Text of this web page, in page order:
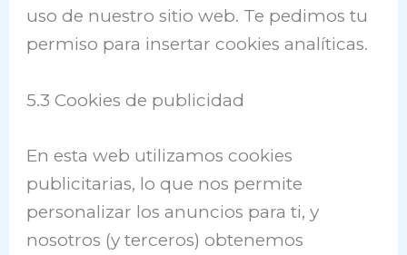
uso de nuestro sitio web. Te pedimos tu
permiso para insertar cookies analíticas.
5.3 Cookies de publicidad
En esta web utilizamos cookies
publicitarias, lo que nos permite
personalizar los anuncios para ti, y
nosotros (y terceros) obtenemos